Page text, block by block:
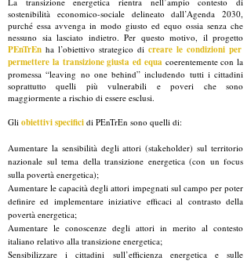
sostenibilità economico-sociale delineato dall’Agenda 2030,
purché essa avvenga in modo giusto ed equo ossia senza che
nessuno sia lasciato indietro. Per questo motivo, il progetto
PEnTrEn ha l’obiettivo strategico di creare le condizioni per
permettere la transizione giusta ed equa coerentemente con la
promessa “leaving no one behind” includendo tutti i cittadini
soprattutto quelli più vulnerabili e poveri che sono
maggiormente a rischio di essere esclusi.
Gli obiettivi specifici di PEnTrEn sono quelli di:
Aumentare la sensibilità degli attori (stakeholder) sul territorio
nazionale sul tema della transizione energetica (con un focus
sulla povertà energetica);
Aumentare le capacità degli attori impegnati sul campo per poter
definire ed implementare iniziative efficaci al contrasto della
povertà energetica;
Aumentare le conoscenze degli attori in merito al contesto
italiano relativo alla transizione energetica;
Sensibilizzare i cittadini sull’efficienza energetica e sulle